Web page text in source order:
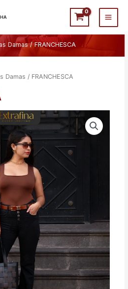
Main
Damas/ FRANCHESCA
Damas / FRANCHESCA